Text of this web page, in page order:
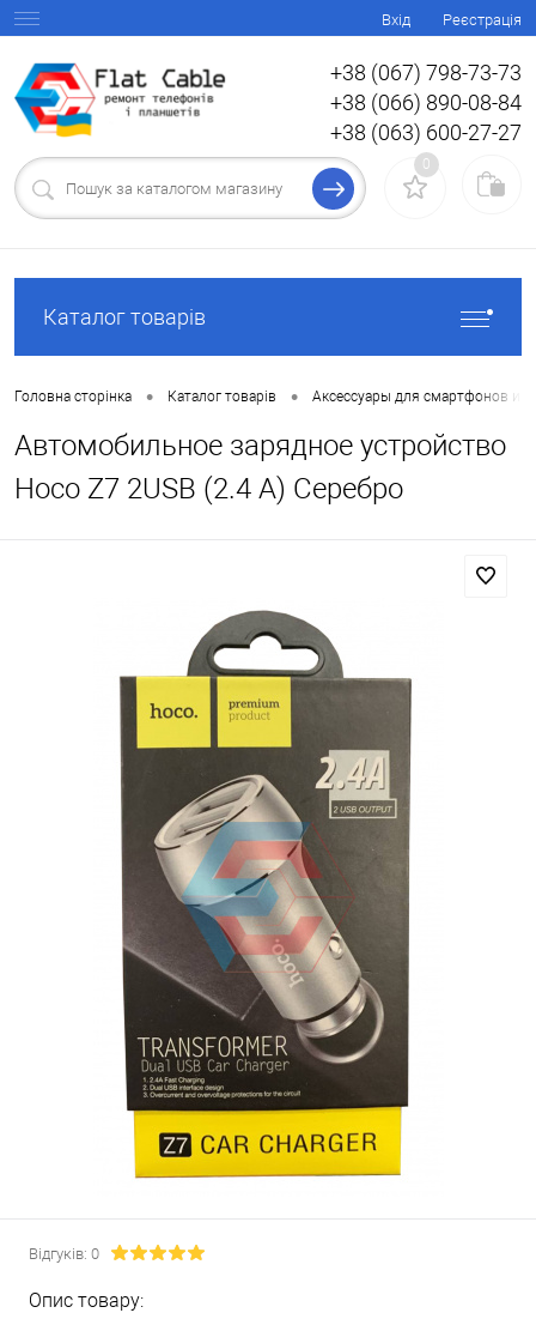
Вхід Реєстрація
+38 (067) 798-73-73
+38 (066) 890-08-84
+38 (063) 600-27-27
0
Каталог товарів
Головна сторінка • Каталог товарів • Аксессуары для смартфонов и
Автомобильное зарядное устройство
Hoco Z7 2USB (2.4 A) Серебро
Відгуків: 0
Опис товару: